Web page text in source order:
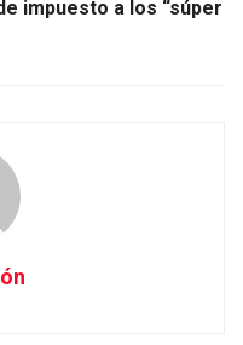
impuesto a los “súper